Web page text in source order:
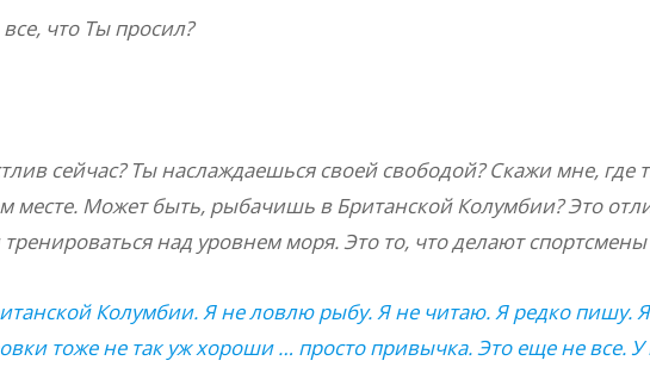
все, что Ты просил?
сейчас? Ты наслаждаешься своей свободой? Скажи мне, где
месте. Может быть, рыбачишь в Британской Колумбии? Это
над уровнем моря. Это то, что делают
Колумбии. Я не ловлю рыбу. Я не читаю. Я редко пишу.
тоже не так уж хороши … просто привычка. Это еще не все.